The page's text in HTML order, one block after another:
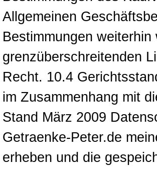
Allgemeinen
Bestimmungen weiterhin
grenzüberschreitenden
Recht. 10.4
im Zusammenhang mit
Stand März 2009
Getraenke-Peter.de
erheben und die